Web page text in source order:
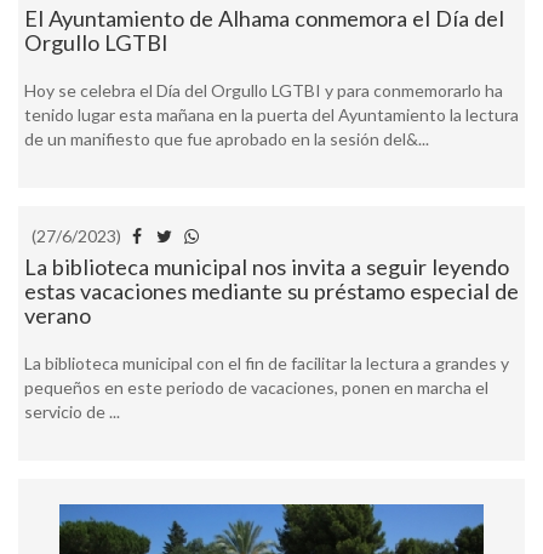
El Ayuntamiento de Alhama conmemora el Día del
Orgullo LGTBI
Hoy se celebra el Día del Orgullo LGTBI y para conmemorarlo ha
tenido lugar esta mañana en la puerta del Ayuntamiento la lectura
de un manifiesto que fue aprobado en la sesión del&...
(27/6/2023)
La biblioteca municipal nos invita a seguir leyendo
estas vacaciones mediante su préstamo especial de
verano
La biblioteca municipal con el fin de facilitar la lectura a grandes y
pequeños en este periodo de vacaciones, ponen en marcha el
servicio de ...